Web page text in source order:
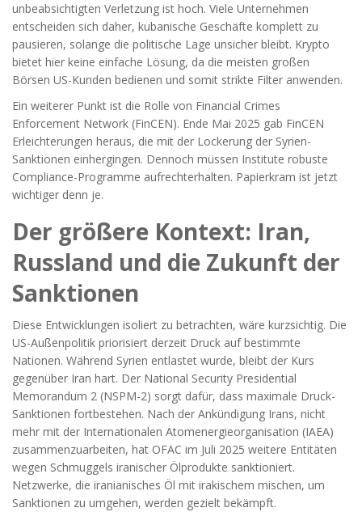
unbeabsichtigten Verletzung ist hoch. Viele Unternehmen
entscheiden sich daher, kubanische Geschäfte komplett zu
pausieren, solange die politische Lage unsicher bleibt. Krypto
bietet hier keine einfache Lösung, da die meisten großen
Börsen US-Kunden bedienen und somit strikte Filter anwenden.
Ein weiterer Punkt ist die Rolle von Financial Crimes
Enforcement Network (FinCEN). Ende Mai 2025 gab FinCEN
Erleichterungen heraus, die mit der Lockerung der Syrien-
Sanktionen einhergingen. Dennoch müssen Institute robuste
Compliance-Programme aufrechterhalten. Papierkram ist jetzt
wichtiger denn je.
Der größere Kontext: Iran,
Russland und die Zukunft der
Sanktionen
Diese Entwicklungen isoliert zu betrachten, wäre kurzsichtig. Die
US-Außenpolitik priorisiert derzeit Druck auf bestimmte
Nationen. Während Syrien entlastet wurde, bleibt der Kurs
gegenüber Iran hart. Der National Security Presidential
Memorandum 2 (NSPM-2) sorgt dafür, dass maximale Druck-
Sanktionen fortbestehen. Nach der Ankündigung Irans, nicht
mehr mit der Internationalen Atomenergieorganisation (IAEA)
zusammenzuarbeiten, hat OFAC im Juli 2025 weitere Entitäten
wegen Schmuggels iranischer Ölprodukte sanktioniert.
Netzwerke, die iranianisches Öl mit irakischem mischen, um
Sanktionen zu umgehen, werden gezielt bekämpft.